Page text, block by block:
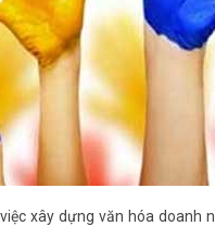
xây dựng văn hóa doanh